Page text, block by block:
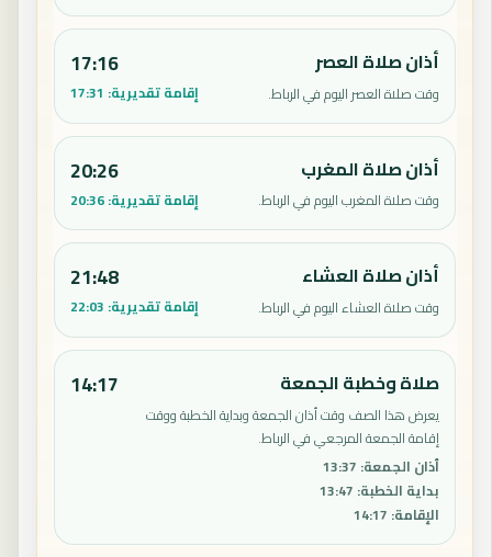
أذان صلاة العصر
وقت صلاة العصر اليوم في الرباط.
17:16
إقامة تقديرية: 17:31
أذان صلاة المغرب
وقت صلاة المغرب اليوم في الرباط.
20:26
إقامة تقديرية:20:36
أذان صلاة العشاء
وقت صلاة العشاء اليوم في الرباط.
21:48
إقامة تقديرية: 22:03
صلاة وخطبة الجمعة
يعرض هذا الصف وقت أذان الجمعة وبداية الخطبة ووقت
إقامة الجمعة المرجعي في الرباط.
أذان الجمعة:
13:37
بداية الخطبة:
13:47
الإقامة:
14:17
14:17